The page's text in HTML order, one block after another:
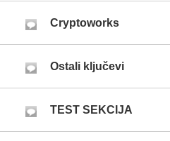
Cryptoworks
Ostali ključevi
TEST SEKCIJA